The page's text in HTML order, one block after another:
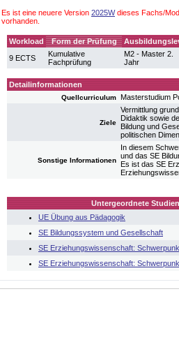
Es ist eine neuere Version 2025Wdieses Fachs/
vorhanden.
Workload Form der Prüfung
9 ECTS
Kumulative
Fachprüfung
M2 - Master 2.
Jahr
Detailinformationen
Quellcurriculum Masterstudium
Ziele
Vermittlung
Didaktik sowie
Bildung und
politischen
Sonstige Informationen
In diesem
und das SE
Es ist das SE
Untergeordnete
UE Übung aus Pädagogik
SE Bildungssystem und Gesellschaft
SE Erziehungswissenschaft:
SE Erziehungswissenschaft: